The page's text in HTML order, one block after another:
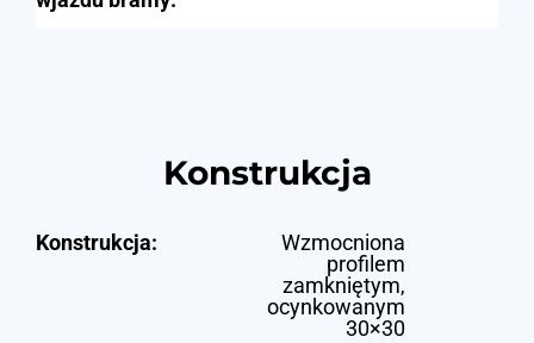
Konstrukcja
Konstrukcja:
Wzmocniona
profilem
zamkniętym,
ocynkowanym
30×30